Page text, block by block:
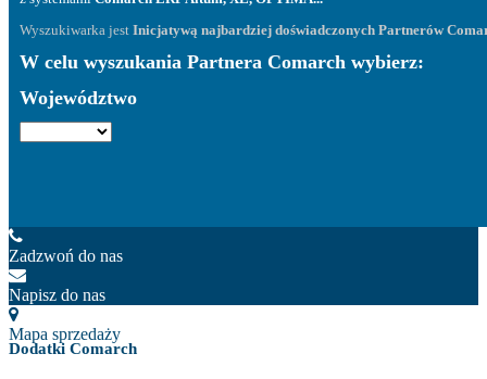
Wyszukiwarka jest Inicjatywą najbardziej doświadczonych Partnerów
W celu wyszukania Partnera Comarch wybierz:
Województwo
Zadzwoń do nas
Napisz do nas
Mapa sprzedaży
Dodatki Comarch